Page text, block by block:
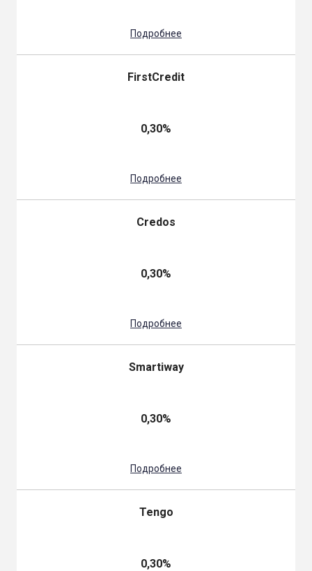
Подробнее
FirstCredit
0,30%
Подробнее
Credos
0,30%
Подробнее
Smartiway
0,30%
Подробнее
Tengo
0,30%